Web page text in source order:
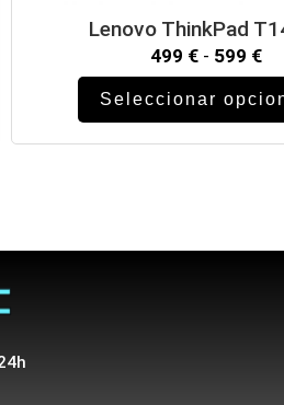
Lenovo ThinkPad
499 € - 599 €
Seleccionar